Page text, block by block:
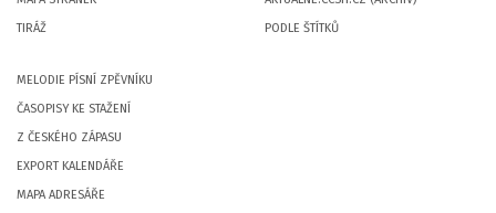
TIRÁŽ
PODLE ŠTÍTKŮ
MELODIE PÍSNÍ ZPĚVNÍKU
ČASOPISY KE STAŽENÍ
Z ČESKÉHO ZÁPASU
EXPORT KALENDÁŘE
MAPA ADRESÁŘE